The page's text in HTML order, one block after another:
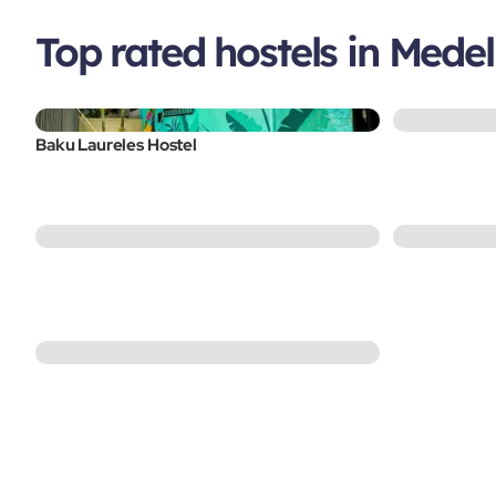
Top rated hostels in
Baku Laureles Hostel